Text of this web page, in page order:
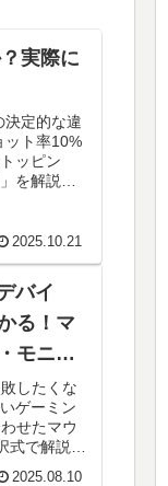
実際に
決定的な違
ット率10%
ッピン
を解説し
2025.10.21
バイ
る！マ
モニタ
したくな
ゲーミン
せたマウ
で解説し
2025.08.10